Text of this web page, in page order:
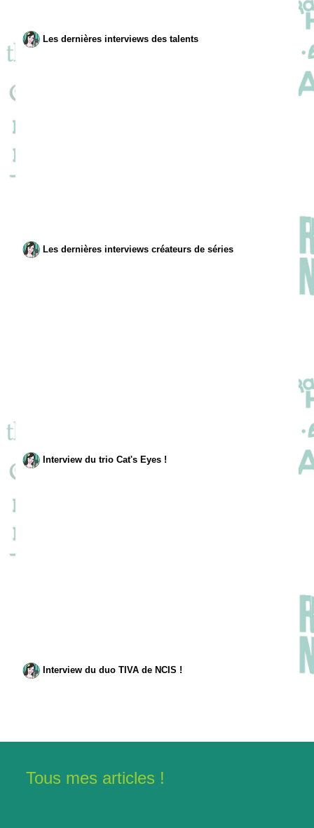
Les dernières interviews des talents
Les dernières interviews créateurs de séries
Interview du trio Cat's Eyes !
Interview du duo TIVA de NCIS !
Tous mes articles !